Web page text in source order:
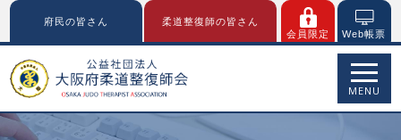
府民の皆さん
柔道整復師の皆さん
会員限定
Web帳票
MENU